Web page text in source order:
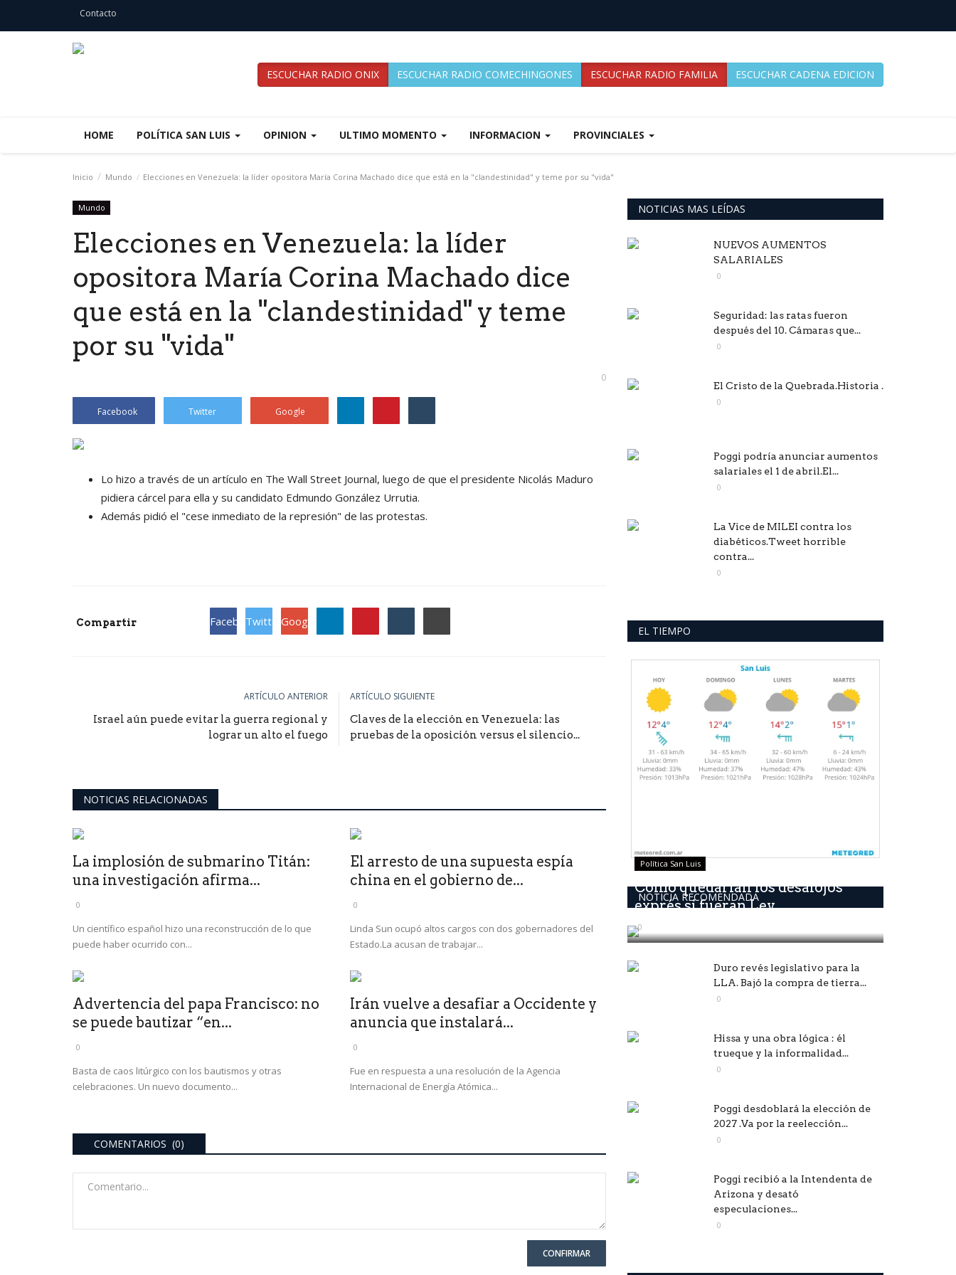
Contacto
ESCUCHAR RADIO ONIX ESCUCHAR RADIO COMECHINGONES ESCUCHAR RADIO FAMILIA ESCUCHAR CADENA EDICION
HOME POLÍTICA SAN LUIS OPINION ULTIMO MOMENTO INFORMACION PROVINCIALES
Inicio Mundo Elecciones en Venezuela: la líder opositora María Corina Machado dice que está en la "clandestinidad" y teme por su "vida"
Mundo
Elecciones en Venezuela: la líder
opositora María Corina Machado dice
que está en la "clandestinidad" y teme
por su "vida"
0
Facebook Twitter Google
Lo hizo a través de un artículo en The Wall Street Journal, luego de que el presidente Nicolás Maduro
pidiera cárcel para ella y su candidato Edmundo González Urrutia.
Además pidió el "cese inmediato de la represión" de las protestas.
Compartir FacebookTwitterGoogle
ARTÍCULO ANTERIOR
Israel aún puede evitar la guerra regional y
lograr un alto el fuego
ARTÍCULO SIGUIENTE
Claves de la elección en Venezuela: las
pruebas de la oposición versus el silencio...
NOTICIAS RELACIONADAS
La implosión de submarino Titán:
una investigación afirma...
0
Un científico español hizo una reconstrucción de lo que
puede haber ocurrido con...
El arresto de una supuesta espía
china en el gobierno de...
0
Linda Sun ocupó altos cargos con dos gobernadores del
Estado.La acusan de trabajar...
Advertencia del papa Francisco: no
se puede bautizar “en...
0
Basta de caos litúrgico con los bautismos y otras
celebraciones. Un nuevo documento...
Irán vuelve a desafiar a Occidente y
anuncia que instalará...
0
Fue en respuesta a una resolución de la Agencia
Internacional de Energía Atómica...
COMENTARIOS (0)
CONFIRMAR
NOTICIAS MAS LEÍDAS
NUEVOS AUMENTOS
SALARIALES
0
Seguridad: las ratas fueron
después del 10. Cámaras que...
0
El Cristo de la Quebrada.Historia .
0
Poggi podría anunciar aumentos
salariales el 1 de abril.El...
0
La Vice de MILEI contra los
diabéticos.Tweet horrible
contra...
0
EL TIEMPO
NOTICIA RECOMENDADA
Política San Luis
Como quedarían los desalojos
exprés si fueran Ley
0
Duro revés legislativo para la
LLA. Bajó la compra de tierra...
0
Hissa y una obra lógica : él
trueque y la informalidad...
0
Poggi desdoblará la elección de
2027 .Va por la reelección...
0
Poggi recibió a la Intendenta de
Arizona y desató
especulaciones...
0